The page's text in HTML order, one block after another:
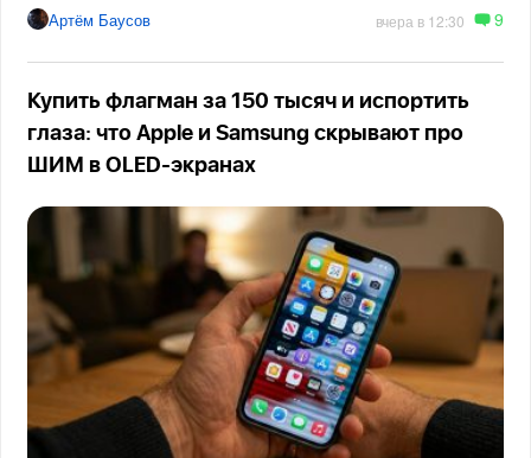
Артём Баусов вчера в 12:30 9
Купить флагман за 150 тысяч и испортить
глаза: что Apple и Samsung скрывают про
ШИМ в OLED-экранах